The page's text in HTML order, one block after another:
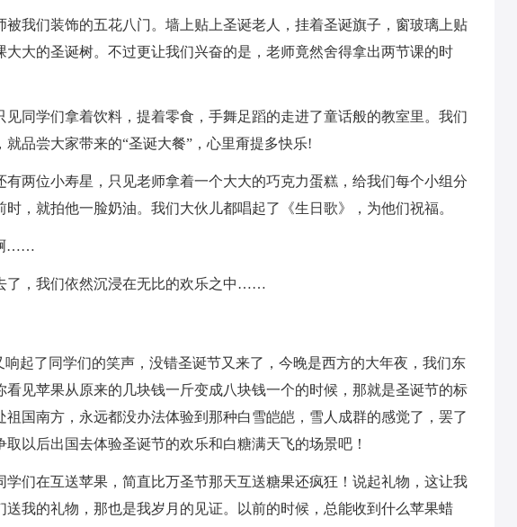
被我们装饰的五花八门。墙上贴上圣诞老人，挂着圣诞旗子，窗玻璃上贴
大大的圣诞树。不过更让我们兴奋的是，老师竟然舍得拿出两节课的时
见同学们拿着饮料，提着零食，手舞足蹈的走进了童话般的教室里。我们
品尝大家带来的“圣诞大餐”，心里甭提多快乐!
有两位小寿星，只见老师拿着一个大大的巧克力蛋糕，给我们每个小组分
，就拍他一脸奶油。我们大伙儿都唱起了《生日歌》，为他们祝福。
……
了，我们依然沉浸在无比的欢乐之中……
响起了同学们的笑声，没错圣诞节又来了，今晚是西方的大年夜，我们东
看见苹果从原来的几块钱一斤变成八块钱一个的时候，那就是圣诞节的标
国南方，永远都没办法体验到那种白雪皑皑，雪人成群的感觉了，罢了
以后出国去体验圣诞节的欢乐和白糖满天飞的场景吧！
学们在互送苹果，简直比万圣节那天互送糖果还疯狂！说起礼物，这让我
送我的礼物，那也是我岁月的见证。以前的时候，总能收到什么苹果蜡